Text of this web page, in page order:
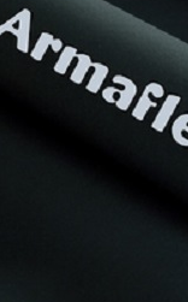
ULTIMETAL HD
COMPACT PLUS
ELITE
TRADITIONAL